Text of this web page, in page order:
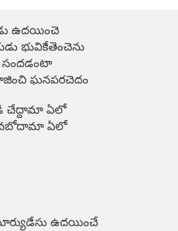
ఉదయించె
భువికేతెంచెను
ఘనపరచెదం
చేద్దామా ఏలో
ఏలో
ఉదయించే